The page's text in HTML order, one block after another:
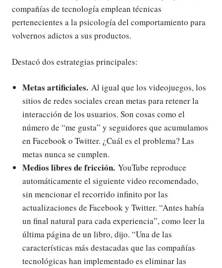
compañías de tecnología emplean técnicas
pertenecientes a la psicología del comportamiento para
volvernos adictos a sus productos.
Destacó dos estrategias principales:
Metas artificiales.Al igual que los videojuegos, los
sitios de redes sociales crean metas para retener la
interacción de los usuarios. Son cosas como el
número de “me gusta” y seguidores que acumulamos
en Facebook o Twitter. ¿Cuál es el problema? Las
metas nunca se cumplen.
Medios libres de fricción. YouTube reproduce
automáticamente el siguiente video recomendado,
sin mencionar el recorrido infinito por las
actualizaciones de Facebook y Twitter. “Antes había
un final natural para cada experiencia”, como leer la
última página de un libro, dijo. “Una de las
características más destacadas que las compañías
tecnológicas han implementado es eliminar las